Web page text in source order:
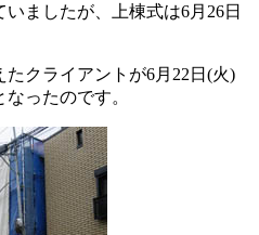
ましたが、上棟式は6月26日
クライアントが6月22日(火)
ったのです。